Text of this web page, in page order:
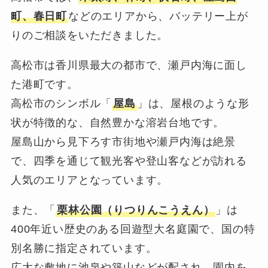
町、春日町などのエリアから、バッテリー上が
りのご相談をいただきました。
高松市は香川県最大の都市で、瀬戸内海に面し
た港町です。
高松市のシンボル「屋島」は、屋根のような形
状が特徴的な、自然豊かな溶岩台地です。
屋島山から見下ろす市街地や瀬戸内海は絶景
で、四季を通じて観光客や登山客などが訪れる
人気のエリアとなっています。
また、「栗林公園（りつりんこうえん） 」は
400年近い歴史のある回遊型大名庭園で、国の特
別名勝に指定されています。